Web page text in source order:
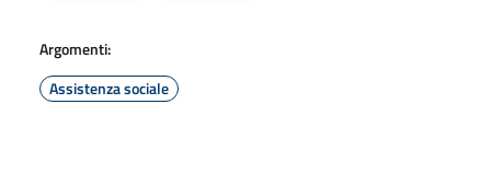
Argomenti:
Assistenza sociale